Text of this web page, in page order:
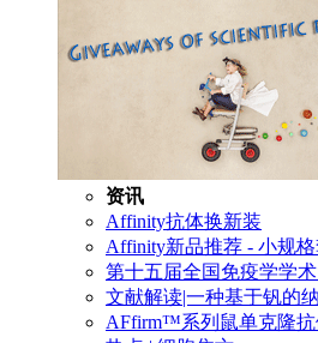
资讯
Affinity抗体换新装
Affinity新品推荐 - 小规
第十五届全国免疫学学
文献解读|一种基于钒的
AFfirm™系列鼠单克隆